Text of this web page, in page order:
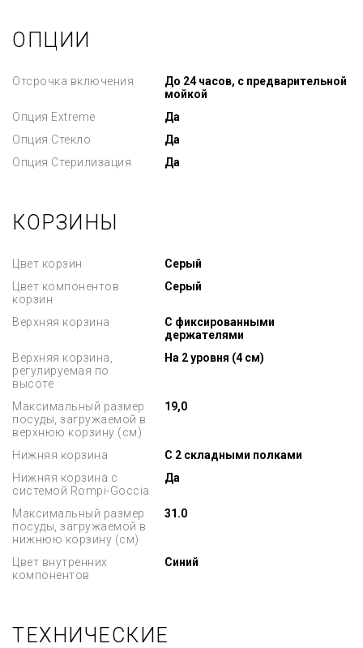
ОПЦИИ
Отсрочка включения
До 24 часов, с предварительной
мойкой
Опция Extreme
Да
Опция Стекло
Да
Опция Стерилизация
Да
КОРЗИНЫ
Цвет корзин
Серый
Цвет компонентов
корзин
Серый
Верхняя корзина
С фиксированными
держателями
Верхняя корзина,
регулируемая по
высоте
На 2 уровня (4 см)
Максимальный размер
посуды, загружаемой в
верхнюю корзину (см)
19,0
Нижняя корзина
С 2 складными полками
Нижняя корзина с
системой Rompi-Goccia
Да
Максимальный размер
посуды, загружаемой в
нижнюю корзину (см)
31.0
Цвет внутренних
компонентов
Синий
ТЕХНИЧЕСКИЕ